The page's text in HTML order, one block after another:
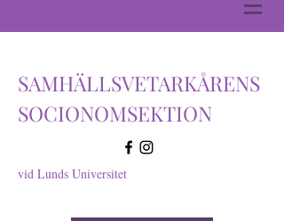
SAMHÄLLSVETARKÅRENS
SOCIONOMSEKTION
vid Lunds Universitet